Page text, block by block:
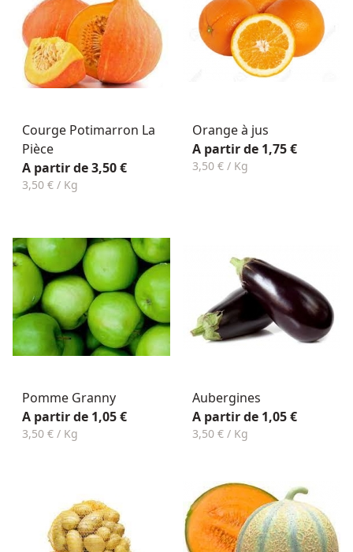
Courge Potimarron La
Pièce
A partir de 3,50 €
3,50 € / Kg
Orange à jus
A partir de 1,75 €
3,50 € / Kg
Pomme Granny
A partir de 1,05 €
3,50 € / Kg
Aubergines
A partir de 1,05 €
3,50 € / Kg